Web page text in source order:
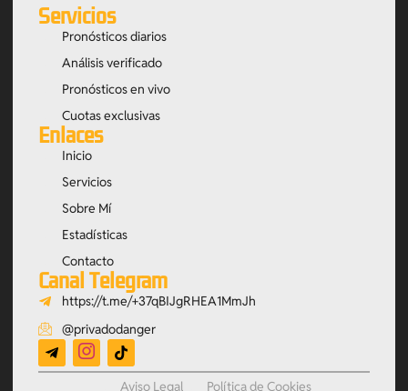
Servicios
Pronósticos diarios
Análisis verificado
Pronósticos en vivo
Cuotas exclusivas
Enlaces
Inicio
Servicios
Sobre Mí
Estadísticas
Contacto
Canal Telegram
https://t.me/+37qBIJgRHEA1MmJh
@privadodanger
Aviso Legal Política de Cookies